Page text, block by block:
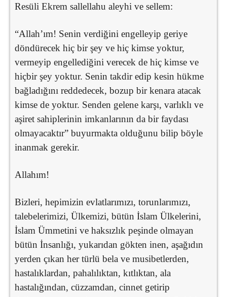
Resüli Ekrem sallellahu aleyhi ve sellem:
“Allah’ım! Senin verdiğini engelleyip geriye
döndürecek hiç bir şey ve hiç kimse yoktur,
vermeyip engellediğini verecek de hiç kimse ve
hiçbir şey yoktur. Senin takdir edip kesin hükme
bağladığını reddedecek, bozup bir kenara atacak
kimse de yoktur. Senden gelene karşı, varlıklı ve
aşiret sahiplerinin imkanlarının da bir faydası
olmayacaktır” buyurmakta olduğunu bilip böyle
inanmak gerekir.
Allahım!
Bizleri, hepimizin evlatlarımızı, torunlarımızı,
talebelerimizi, Ülkemizi, bütün İslam Ülkelerini,
İslam Ümmetini ve haksızlık peşinde olmayan
bütün İnsanlığı, yukarıdan gökten inen, aşağıdın
yerden çıkan her türlü bela ve musibetlerden,
hastalıklardan, pahalılıktan, kıtlıktan, ala
hastalığından, cüzzamdan, cinnet getirip